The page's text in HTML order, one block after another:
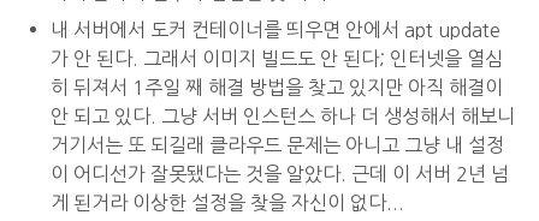
내 서버에서 도커 컨테이너를 띄우면 안에서 apt update
가 안 된다. 그래서 이미지 빌드도 안 된다; 인터넷을 열심
히 뒤져서 1주일 째 해결 방법을 찾고 있지만 아직 해결이
안 되고 있다. 그냥 서버 인스턴스 하나 더 생성해서 해보니
거기서는 또 되길래 클라우드 문제는 아니고 그냥 내 설정
이 어디선가 잘못됐다는 것을 알았다. 근데 이 서버 2년 넘
게 된거라 이상한 설정을 찾을 자신이 없다...